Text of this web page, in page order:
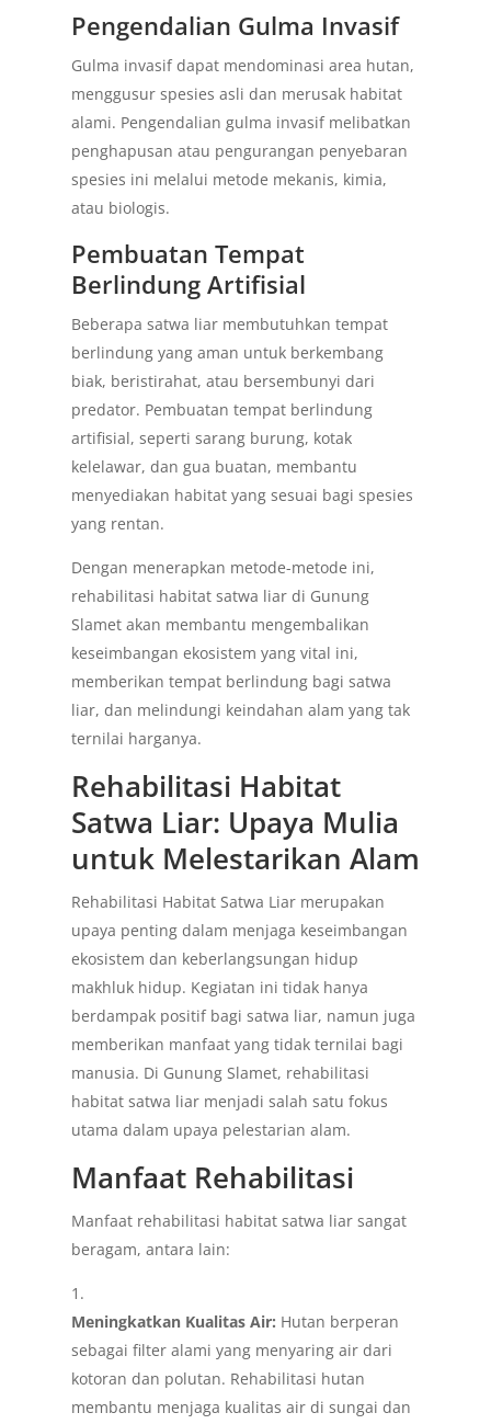
Pengendalian Gulma Invasif
Gulma invasif dapat mendominasi area hutan,
menggusur spesies asli dan merusak habitat
alami. Pengendalian gulma invasif melibatkan
penghapusan atau pengurangan penyebaran
spesies ini melalui metode mekanis, kimia,
atau biologis.
Pembuatan Tempat
Berlindung Artifisial
Beberapa satwa liar membutuhkan tempat
berlindung yang aman untuk berkembang
biak, beristirahat, atau bersembunyi dari
predator. Pembuatan tempat berlindung
artifisial, seperti sarang burung, kotak
kelelawar, dan gua buatan, membantu
menyediakan habitat yang sesuai bagi spesies
yang rentan.
Dengan menerapkan metode-metode ini,
rehabilitasi habitat satwa liar di Gunung
Slamet akan membantu mengembalikan
keseimbangan ekosistem yang vital ini,
memberikan tempat berlindung bagi satwa
liar, dan melindungi keindahan alam yang tak
ternilai harganya.
Rehabilitasi Habitat
Satwa Liar: Upaya Mulia
untuk Melestarikan Alam
Rehabilitasi Habitat Satwa Liar merupakan
upaya penting dalam menjaga keseimbangan
ekosistem dan keberlangsungan hidup
makhluk hidup. Kegiatan ini tidak hanya
berdampak positif bagi satwa liar, namun juga
memberikan manfaat yang tidak ternilai bagi
manusia. Di Gunung Slamet, rehabilitasi
habitat satwa liar menjadi salah satu fokus
utama dalam upaya pelestarian alam.
Manfaat Rehabilitasi
Manfaat rehabilitasi habitat satwa liar sangat
beragam, antara lain:
Meningkatkan Kualitas Air: Hutan berperan
sebagai filter alami yang menyaring air dari
kotoran dan polutan. Rehabilitasi hutan
membantu menjaga kualitas air di sungai dan